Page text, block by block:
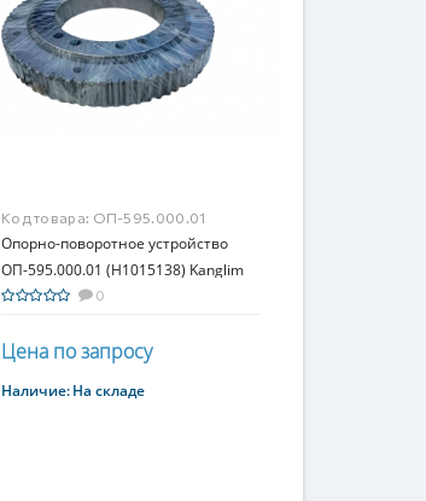
Код товара: ОП-595.000.01
Опорно-поворотное устройство
ОП-595.000.01 (H1015138) Kanglim
KS 1256 GII
0
Цена по запросу
Купить
Наличие:На складе